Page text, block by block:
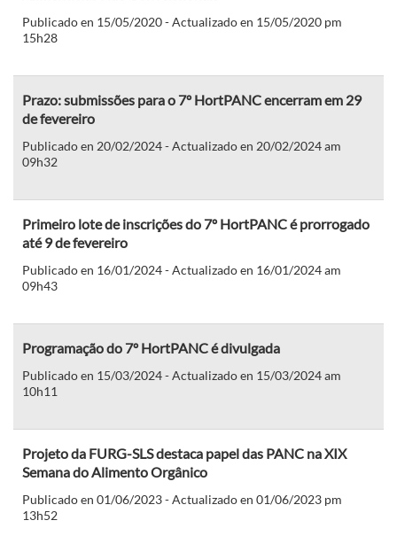
Publicado en 15/05/2020 - Actualizado en 15/05/2020 pm
15h28
Prazo: submissões para o 7º HortPANC encerram em 29
de fevereiro
Publicado en 20/02/2024 - Actualizado en 20/02/2024 am
09h32
Primeiro lote de inscrições do 7º HortPANC é prorrogado
até 9 de fevereiro
Publicado en 16/01/2024 - Actualizado en 16/01/2024 am
09h43
Programação do 7º HortPANC é divulgada
Publicado en 15/03/2024 - Actualizado en 15/03/2024 am
10h11
Projeto da FURG-SLS destaca papel das PANC na XIX
Semana do Alimento Orgânico
Publicado en 01/06/2023 - Actualizado en 01/06/2023 pm
13h52